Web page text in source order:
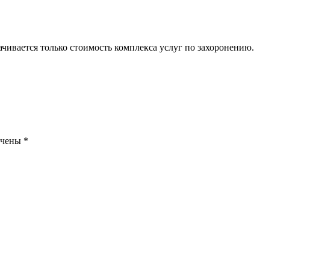
только стоимость комплекса услуг по захоронению.
*